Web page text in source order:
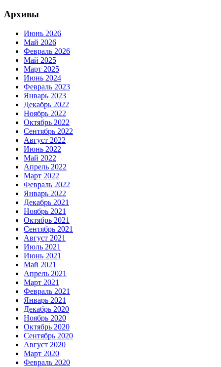
Архивы
Июнь 2026
Май 2026
Февраль 2026
Май 2025
Март 2025
Июнь 2024
Февраль 2023
Январь 2023
Декабрь 2022
Ноябрь 2022
Октябрь 2022
Сентябрь 2022
Август 2022
Июнь 2022
Май 2022
Апрель 2022
Март 2022
Февраль 2022
Январь 2022
Декабрь 2021
Ноябрь 2021
Октябрь 2021
Сентябрь 2021
Август 2021
Июль 2021
Июнь 2021
Май 2021
Апрель 2021
Март 2021
Февраль 2021
Январь 2021
Декабрь 2020
Ноябрь 2020
Октябрь 2020
Сентябрь 2020
Август 2020
Март 2020
Февраль 2020